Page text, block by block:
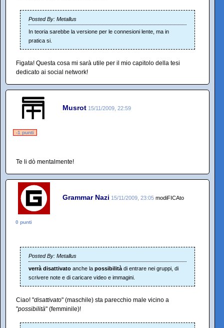
Posted By: Metallus
In teoria sarebbe la versione per le connesioni lente, ma in
pratica si.
Figata! Questa cosa mi sarà utile per il mio capitolo della tesi
dedicato ai social network!
Musrot 15/11/2009, 22:59
-1 punti
Te li dò mentalmente!
Grammar Nazi 15/11/2009, 23:05 modiFICAto
0 punti
Posted By: Metallus
verrà disattivato anche la possibilità di entrare nei gruppi, di
scrivere note e di caricare video e immagini.
Ciao! "disattivato" (maschile) sta parecchio male vicino a
"possibilità" (femminile)!